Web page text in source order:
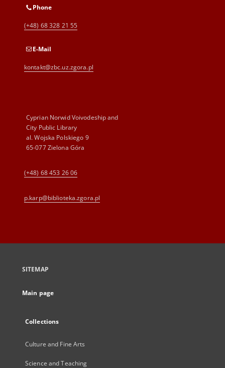
Phone
(+48) 68 328 21 55
E-Mail
kontakt@zbc.uz.zgora.pl
Cyprian Norwid Voivodeship and
City Public Library
al. Wojska Polskiego 9
65-077 Zielona Góra
(+48) 68 453 26 06
p.karp@biblioteka.zgora.pl
SITEMAP
Main page
Collections
Culture and Fine Arts
Science and Teaching